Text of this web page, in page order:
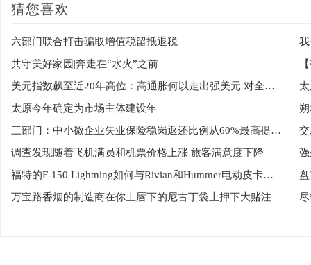
猜您喜欢
六部门联合打击骗取增值税留抵退税
共守美好家园|奔走在“水火”之前
美元指数飙至近20年高位：高通胀何以走出强美元 对全球影响几何
太原今年确定为市场主体建设年
三部门：中小微企业失业保险稳岗返还比例从60%最高提至90%
调查发现随着飞机满员和机票价格上涨 旅客满意度下降
福特的F-150 Lightning如何与Rivian和Hummer电动皮卡相抗衡
万宝路香烟的制造商在你上唇下的尼古丁袋上押下大赌注